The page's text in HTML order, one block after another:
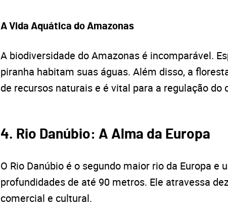
A Vida Aquática do Amazonas
A biodiversidade do Amazonas é incomparável.
piranha habitam suas águas. Além disso, a
de recursos naturais e é vital para a regulação do
4. Rio Danúbio: A Alma da Europa
O Rio Danúbio é o segundo maior rio da Europa
profundidades de até 90 metros. Ele atravessa
comercial e cultural.